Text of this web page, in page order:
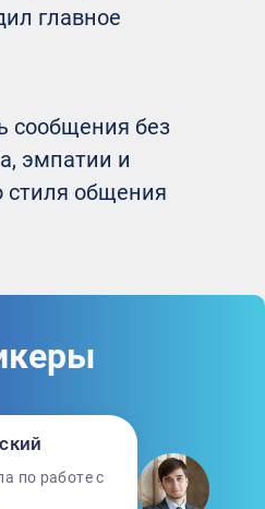
главное
сообщения без
эмпатии и
стиля общения
по работе с